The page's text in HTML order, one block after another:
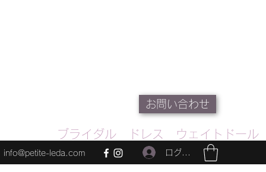
お問い合わせ
ブライダル ドレス ウェイトドール
info@petite-leda.com ログイン